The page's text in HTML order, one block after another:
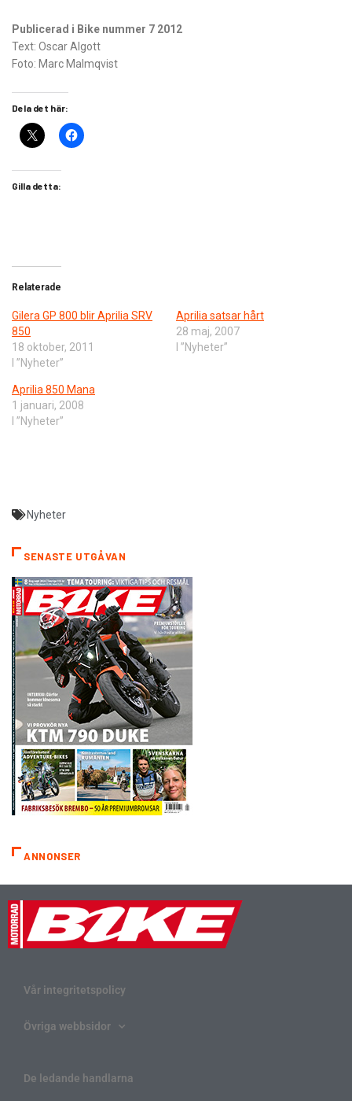
Publicerad i Bike nummer 7 2012
Text: Oscar Algott
Foto: Marc Malmqvist
Dela det här:
Gilla detta:
Relaterade
Gilera GP 800 blir Aprilia SRV
850
18 oktober, 2011
I ”Nyheter”
Aprilia satsar hårt
28 maj, 2007
I ”Nyheter”
Aprilia 850 Mana
1 januari, 2008
I ”Nyheter”
Nyheter
SENASTE UTGÅVAN
ANNONSER
Vår integritetspolicy
Övriga webbsidor
De ledande handlarna